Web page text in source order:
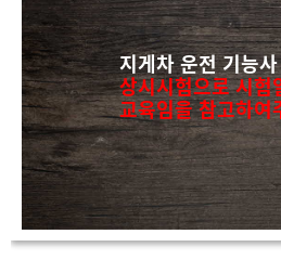
지게차 운전 기능
상시시험으로 시험
교육임을 참고하